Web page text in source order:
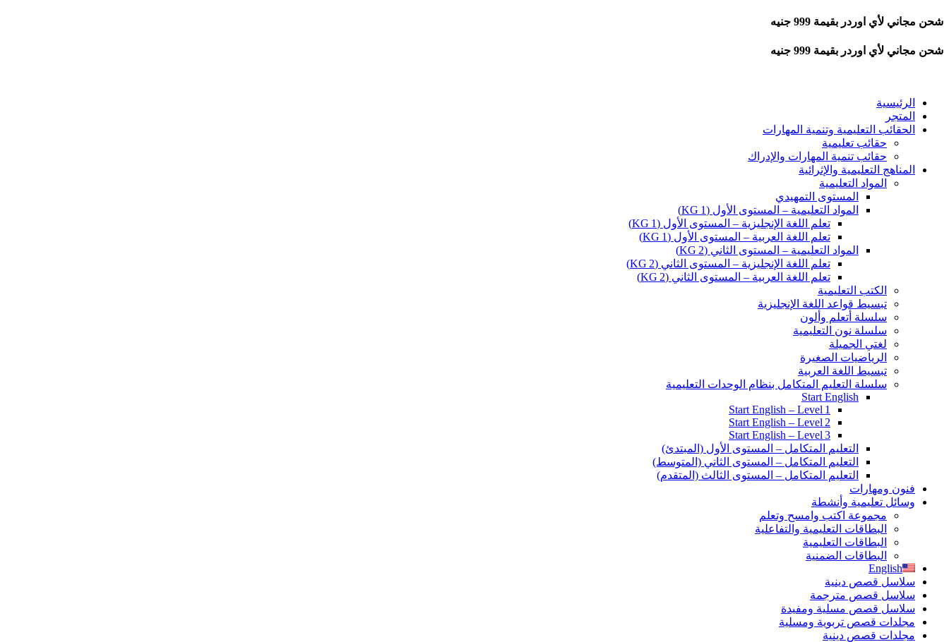
شحن مجاني لأي اوردر بقيمة 999 جنيه
شحن مجاني لأي اوردر بقيمة 999 جنيه
الرئيسية
المتجر
الحقائب التعليمية وتنمية المهارات
حقائب تعليمية
حقائب تنمية المهارات والإدراك
المناهج التعليمية والإثرائية
المواد التعليمية
المستوى التمهيدي
المواد التعليمية – المستوى الأول (KG 1)
تعلم اللغة الإنجليزية – المستوى الأول (KG 1)
تعلم اللغة العربية – المستوى الأول (KG 1)
المواد التعليمية – المستوى الثاني (KG 2)
تعلم اللغة الإنجليزية – المستوى الثاني (KG 2)
تعلم اللغة العربية – المستوى الثاني (KG 2)
الكتب التعليمية
تبسيط قواعد اللغة الإنجليزية
سلسلة أتعلم وألون
سلسلة نون التعليمية
لغتي الجميلة
الرياضيات الصغيرة
تبسيط اللغة العربية
سلسلة التعليم المتكامل بنظام الوحدات التعليمية
Start English
Start English – Level 1
Start English – Level 2
Start English – Level 3
التعليم المتكامل – المستوى الأول (المبتدئ)
التعليم المتكامل – المستوى الثاني (المتوسط)
التعليم المتكامل – المستوى الثالث (المتقدم)
فنون ومهارات
وسائل تعليمية وأنشطة
مجموعة اكتب وامسح وتعلم
البطاقات التعليمية والتفاعلية
البطاقات التعليمية
البطاقات الضمنية
English
سلاسل قصص دينية
سلاسل قصص مترجمة
سلاسل قصص مسلية ومفيدة
مجلدات قصص تربوية ومسلية
مجلدات قصص دينية